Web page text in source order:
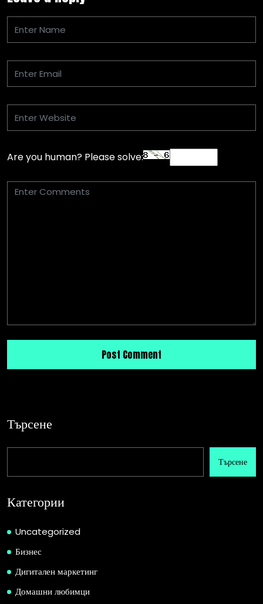
Are you human? Please solve:
Търсене
Търсене
Категории
Uncategorized
Бизнес
Дигитален маркетинг
Домашни любимци